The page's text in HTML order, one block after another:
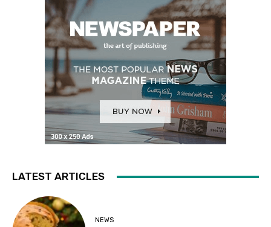
LATEST ARTICLES
NEWS